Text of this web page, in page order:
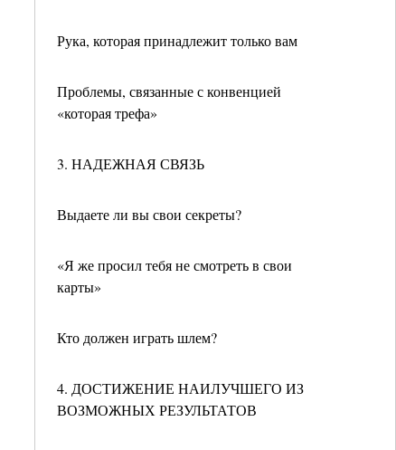
Рука, которая принадлежит только вам
Проблемы, связанные с конвенцией
«которая трефа»
3. НАДЕЖНАЯ СВЯЗЬ
Выдаете ли вы свои секреты?
«Я же просил тебя не смотреть в свои
карты»
Кто должен играть шлем?
4. ДОСТИЖЕНИЕ НАИЛУЧШЕГО ИЗ
ВОЗМОЖНЫХ РЕЗУЛЬТАТОВ